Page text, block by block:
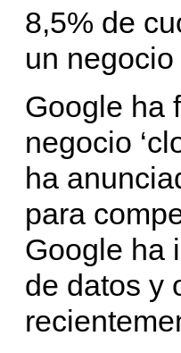
8,5% de
un
Google ha
negocio
ha
para
Google ha
de datos y